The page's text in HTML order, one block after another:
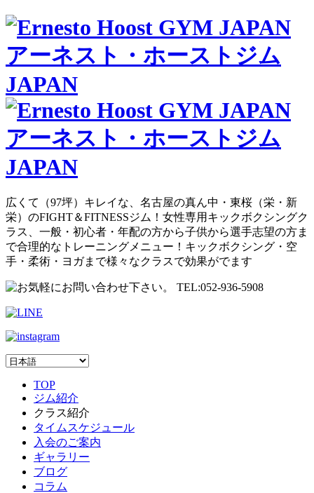
広くて（97坪）キレイな、名古屋の真ん中・東桜（栄・新
栄）のFIGHT＆FITNESSジム！女性専用キックボクシングク
ラス、一般・初心者・年配の方から子供から選手志望の方ま
で合理的なトレーニングメニュー！キックボクシング・空
手・柔術・ヨガまで様々なクラスで効果がでます
TOP
ジム紹介
クラス紹介
タイムスケジュール
入会のご案内
ギャラリー
ブログ
コラム